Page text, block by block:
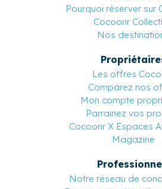
Voyageurs
Pourquoi réserver sur
Cocoonr
Nos
Les offres
Mon compte
Parrainez vos